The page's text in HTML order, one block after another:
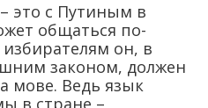
это с Путиным в
общаться по-
он, в
законом, должен
мове. Ведь язык